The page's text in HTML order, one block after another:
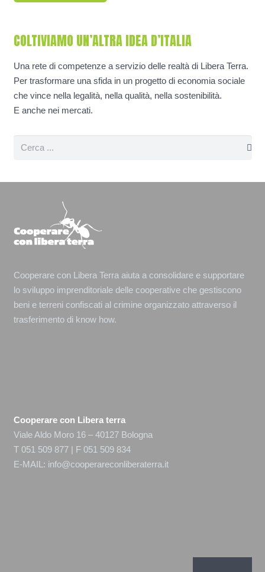
COLTIVIAMO UN’ALTRA IDEA D’ITALIA
Una rete di competenze a servizio delle realtà di Libera Terra.
Per trasformare una sfida in un progetto di economia sociale
che vince nella legalità, nella qualità, nella sostenibilità.
E anche nei mercati.
Cooperare con Libera Terra aiuta a consolidare e supportare
lo sviluppo imprenditoriale delle cooperative che gestiscono
beni e terreni confiscati al crimine organizzato attraverso il
trasferimento di know how.
Cooperare con Libera terra
Viale Aldo Moro 16 – 40127 Bologna
T 051 509 877 | F 051 509 834
E-MAIL: info@cooperareconliberaterra.it